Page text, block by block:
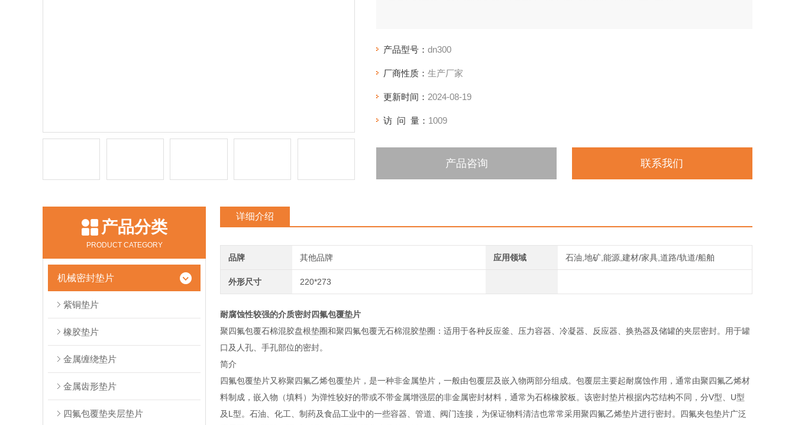
产品型号： dn300
厂商性质： 生产厂家
更新时间： 2024-08-19
访 问 量： 1009
产品咨询 联系我们
产品分类
PRODUCT CATEGORY
机械密封垫片
紫铜垫片
橡胶垫片
金属缠绕垫片
金属齿形垫片
四氟包覆垫夹层垫片
详细介绍
品牌 其他品牌 应用领域 石油,地矿,能源,建材/家具,道路/轨道/船舶
外形尺寸 220*273
耐腐蚀性较强的介质密封四氟包覆垫片
聚四氟包覆石棉混胶盘根垫圈和聚四氟包覆无石棉混胶垫圈：适用于各种反应釜、压力容器、冷凝器、反应器、换热器及储罐的夹层密封。用于罐
口及人孔、手孔部位的密封。
简介
四氟包覆垫片又称聚四氟乙烯包覆垫片，是一种非金属垫片，一般由包覆层及嵌入物两部分组成。包覆层主要起耐腐蚀作用，通常由聚四氟乙烯材
料制成，嵌入物（填料）为弹性较好的带或不带金属增强层的非金属密封材料，通常为石棉橡胶板。该密封垫片根据内芯结构不同，分V型、U型
及L型。石油、化工、制药及食品工业中的一些容器、管道、阀门连接，为保证物料清洁也常常采用聚四氟乙烯垫片进行密封。四氟夹包垫片广泛